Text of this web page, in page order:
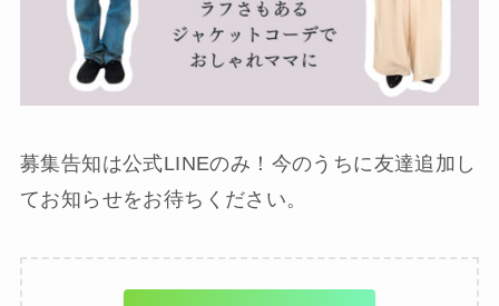
募集告知は公式LINEのみ！今のうちに友達追加し
てお知らせをお待ちください。